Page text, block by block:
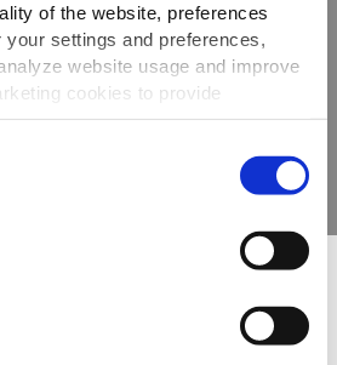
of the website, preferences
settings and preferences,
website usage and improve
cookies to provide
advertising.
you consent to the use of
to customize your preferences,
the options below and selecting
cookies, click on "Show details."
your consent at any time by
την
γκάμα μας